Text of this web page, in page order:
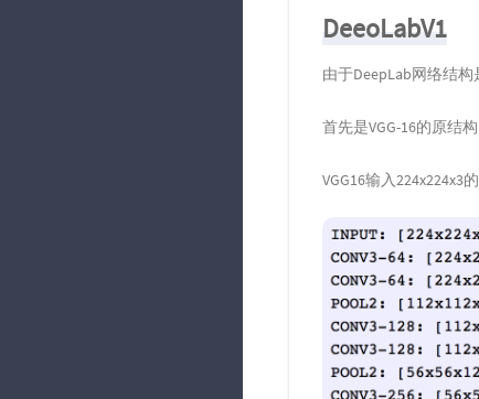
DeeoLabV1
由于DeepLab网络结
首先是VGG-16的原结构
VGG16输入